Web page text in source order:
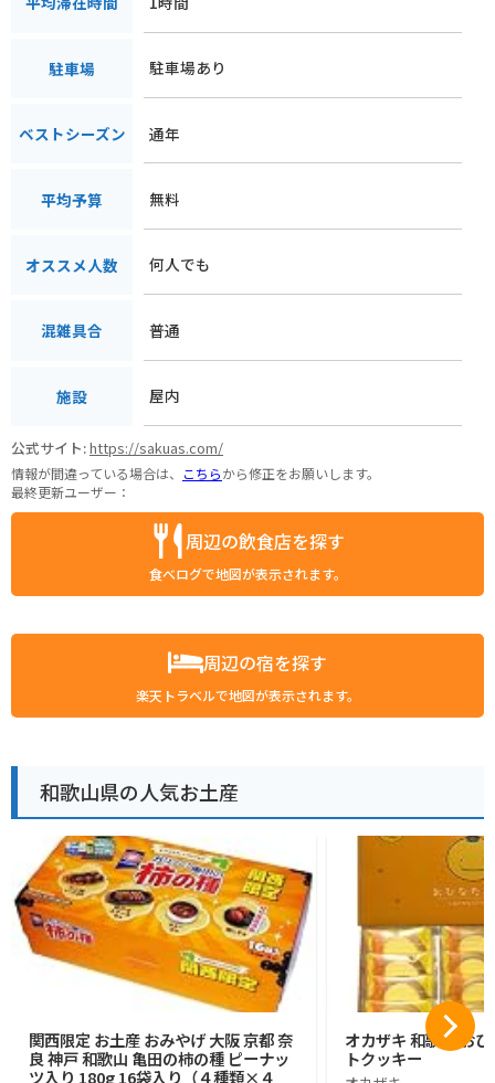
駐車場 駐車場あり
ベストシーズン 通年
平均予算 無料
オススメ人数 何人でも
混雑具合 普通
施設 屋内
公式サイト:https://sakuas.com/
情報が間違っている場合は、 こちらから修正をお願いします。
最終更新ユーザー：
周辺の飲食店を探す
食べログで地図が表示されます。
周辺の宿を探す
楽天トラベルで地図が表示されます。
和歌山県の人気お土産
関西限定 お土産 おみやげ 大阪 京都 奈
良 神戸 和歌山 亀田の柿の種 ピーナッ
ツ入り 180g 16袋入り（４種類×４
オカザキ 和歌山 お
トクッキー